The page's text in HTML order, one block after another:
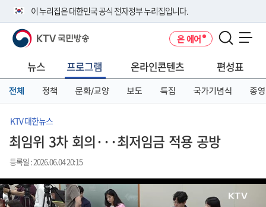
이 누리집은 대한민국 공식 전자정부 누리집입니다.
공식 누리집 주소 확인하기
니다.
이밖에 or.kr 또는 .kr등 다른 도메인 주소를 사용하고 있다면 아래 URL에
서 도메인 주소를 확인해 보세요
KTV 국민방송 온 에어
뉴스 프로그램 온라인콘텐츠 편성표
전체 정책 문화/교양 보도 특집 국가기념식 종영
KTV 대한뉴스
최임위 3차 회의···최저임금 적용 공방
등록일 : 2026.06.04 20:15